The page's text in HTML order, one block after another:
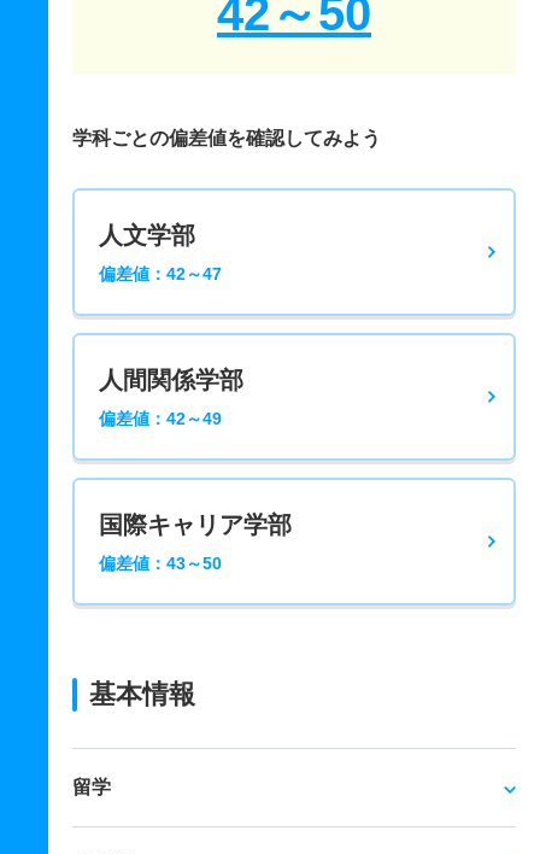
42～50
学科ごとの偏差値を確認してみよう
人文学部
偏差値：42～47
人間関係学部
偏差値：42～49
国際キャリア学部
偏差値：43～50
基本情報
留学